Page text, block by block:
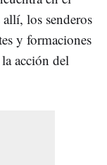
allí, los senderos
y formaciones
acción del